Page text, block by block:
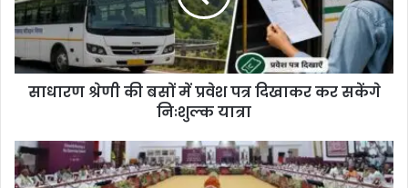
साधारण श्रेणी की बसों में प्रवेश पत्र दिखाकर कर सकेंगे
निःशुल्क यात्रा